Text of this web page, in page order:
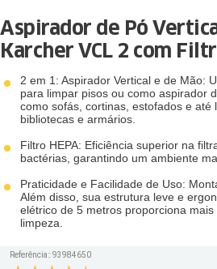
Aspirador de Pó
Karcher VCL 2 com
2 em 1: Aspirador Vertical e de Mão:
para limpar pisos ou como aspirador
como sofás, cortinas, estofados e até
bibliotecas e armários.
Filtro HEPA: Eficiência superior na
bactérias, garantindo um ambiente
Praticidade e Facilidade de Uso:
Além disso, sua estrutura leve e
elétrico de 5 metros proporciona
limpeza.
Referência::93984650